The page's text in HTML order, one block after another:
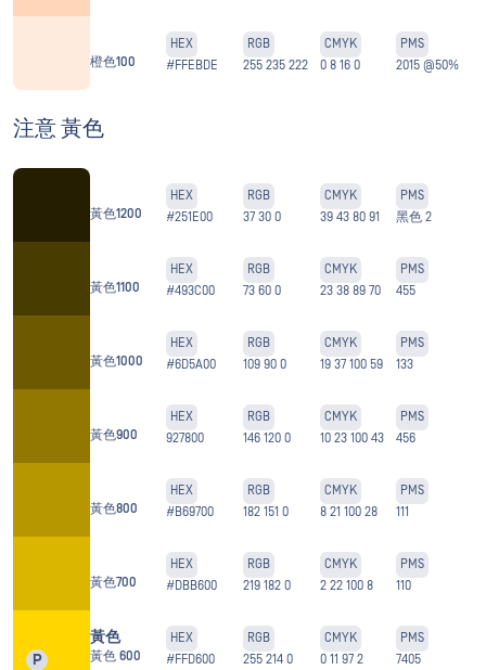
橙色100
HEX
#FFEBDE
RGB
255 235 222
CMYK
0 8 16 0
PMS
2015 @50%
注意 黃色
黃色1200
HEX
#251E00
RGB
37 30 0
CMYK
39 43 80 91
PMS
黑色 2
黃色1100
HEX
#493C00
RGB
73 60 0
CMYK
23 38 89 70
PMS
455
黃色1000
HEX
#6D5A00
RGB
109 90 0
CMYK
19 37 100 59
PMS
133
黃色900
HEX
927800
RGB
146 120 0
CMYK
10 23 100 43
PMS
456
黃色800
HEX
#B69700
RGB
182 151 0
CMYK
8 21 100 28
PMS
111
黃色700
HEX
#DBB600
RGB
219 182 0
CMYK
2 22 100 8
PMS
110
P
黃色
黃色 600
HEX
#FFD600
RGB
255 214 0
CMYK
0 11 97 2
PMS
7405